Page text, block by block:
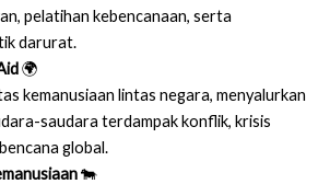
pelatihan kebencanaan, serta
darurat.
🌍
kemanusiaan lintas negara, menyalurkan
saudara terdampak konflik, krisis
global.
🐄